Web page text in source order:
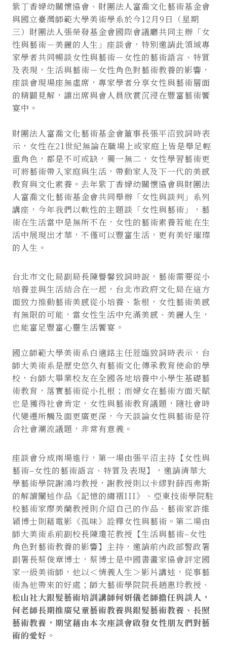
紫丁香婦幼關懷協會、財團法人富喬文化藝術基金會
與國立臺灣師範大學美術學系於今12月9日（星期
三）財團法人張榮發基金會國際會議廳共同主辦「女
性與藝術－美麗的人生」座談會，特別邀請此領域專
家學者共同暢談女性與藝術－女性的藝術語言、特質
及表現，生活與藝術－女性角色對藝術教養的影響，
座談會現場座無虛席，專家學者分享女性與藝術層面
的精闢見解，讓出席與會人員欣賞沉浸在豐富藝術饗
宴中。
財團法人富喬文化藝術基金會董事長張平沼致詞時表
示，女性在21世紀無論在職場上或家庭上皆是舉足輕
重角色，都是不可或缺，獨一無二，女性學習藝術更
可將藝術帶入家庭與生活，帶動家人及下一代的美感
教育與文化素養。去年紫丁香婦幼關懷協會與財團法
人富喬文化藝術基金會共同舉辦「女性與談判」系列
講座，今年我們以軟性的主題談「女性與藝術」，藝
術在生活當中是無所不在，女性的藝術素養若能在生
活中展現出才華，不僅可以豐富生活，更有美好璀璨
的人生。
台北市文化局副局長陳譽馨致詞時說，藝術需要從小
培養並與生活結合在一起，台北市政府文化局在這方
面致力推動藝術美感從小培養、紮根，女性藝術美感
有無限的可能，當女性生活中充滿美感、美麗人生，
也能富足豐富心靈生活饗宴。
國立師範大學美術系白適銘主任蒞臨致詞時表示，台
師大美術系是歷史悠久有藝術文化傳承教育使命的學
校，台師大畢業校友在全國各地培養中小學生基礎藝
術教育，落實藝術從小扎根；而婦女在藝術方面天賦
也是獲得社會肯定，女性與藝術教育議題，隨社會時
代變遷所觸及面更廣更深，今天談論女性與藝術是符
合社會潮流議題，非常有意義。
座談會分成兩場進行，第一場由張平沼主持【女性與
藝術–女性的藝術語言、特質及表現】，邀請清華大
學藝術學院謝鴻均教授，謝教授則以卡繆對薛西弗斯
的解讀闡述作品《記憶的縐褶III》、亞東技術學院駐
校藝術家廖美蘭教授則介紹自己的作品、藝術家許維
穎博士則藉電影《孤味》詮釋女性與藝術。第二場由
師大美術系前副校長陳瓊花教授【生活與藝術–女性
角色對藝術教養的影響】主持，邀請前內政部警政署
副署長蔡俊章博士，蔡博士是中國書畫家協會評定國
家一級美術師，他以＜情義人生＞影片講述，從事藝
術為他帶來的好處；師大藝術學院院長趙惠玲教授、
松山社大銀髮藝術培訓講師何妍儀老師擔任與談人，
何老師長期推廣兒童藝術教養與銀髮藝術教養、長照
藝術教養，期望藉由本次座談會啟發女性朋友們對藝
術的愛好。